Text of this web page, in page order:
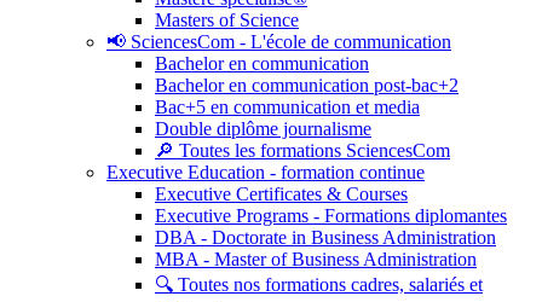
Masters of Science
📢 SciencesCom - L'école de communication
Bachelor en communication
Bachelor en communication post-bac+2
Bac+5 en communication et media
Double diplôme journalisme
🔎 Toutes les formations SciencesCom
Executive Education - formation continue
Executive Certificates & Courses
Executive Programs - Formations diplomantes
DBA - Doctorate in Business Administration
MBA - Master of Business Administration
🔍 Toutes nos formations cadres, salariés et